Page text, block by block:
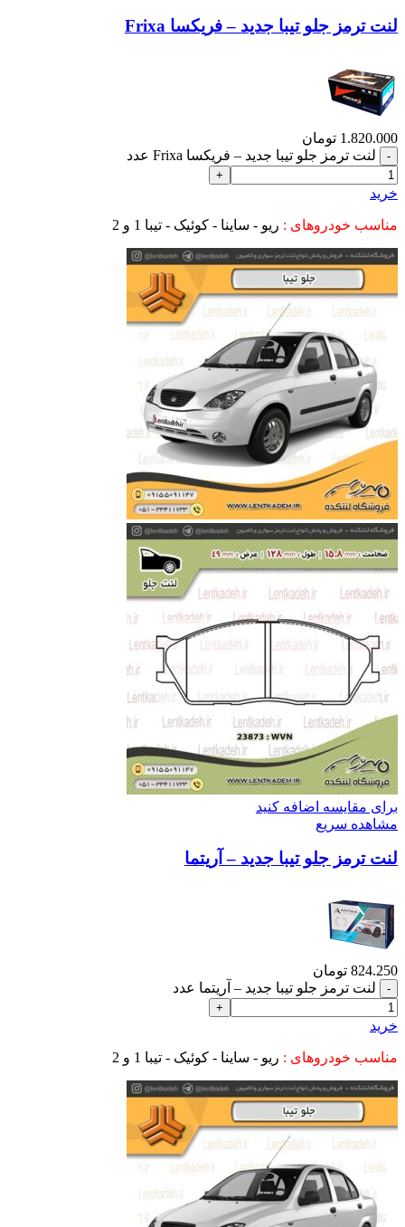
لنت ترمز جلو تیبا جدید – فریکسا Frixa
1.820.000 تومان
لنت ترمز جلو تیبا جدید – فریکسا Frixa عدد
خرید
مناسب خودروهای : ریو - ساینا - کوئیک - تیبا 1 و 2
برای مقایسه اضافه کنید
مشاهده سریع
لنت ترمز جلو تیبا جدید – آریتما
824.250 تومان
لنت ترمز جلو تیبا جدید – آریتما عدد
خرید
مناسب خودروهای : ریو - ساینا - کوئیک - تیبا 1 و 2